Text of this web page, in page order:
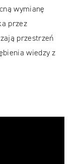
wymianę
przez
przestrzeń
wiedzy z